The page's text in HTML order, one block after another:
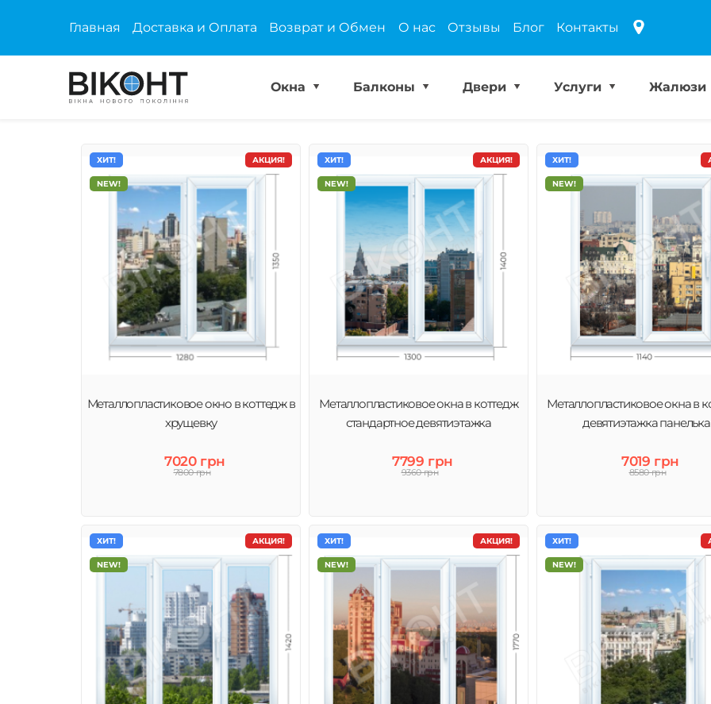
Главная Доставка и Оплата Возврат и Обмен О нас Отзывы Блог Контакты
Окна Балконы Двери Услуги Жалюзи
АКЦИЯ!
ХИТ!
NEW!
Металлопластиковое окно в коттедж в
хрущевку
7020 грн
7800 грн
АКЦИЯ!
ХИТ!
NEW!
Металлопластиковое окна в коттедж
стандартное девятиэтажка
7799 грн
9360 грн
ХИТ!
NEW!
Металлопластиковое окна в
девятиэтажка панелька
7019 грн
8580 грн
АКЦИЯ!
ХИТ!
NEW!
АКЦИЯ!
ХИТ!
NEW!
ХИТ!
NEW!